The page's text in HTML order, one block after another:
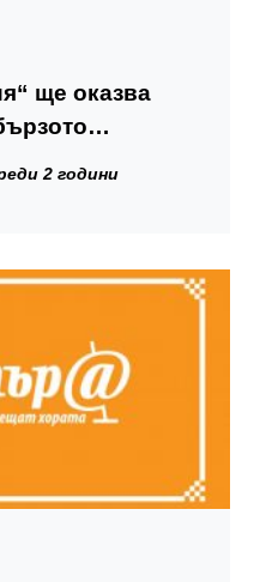
ще оказва
за
2 години